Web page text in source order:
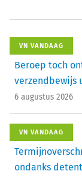
VN VANDAAG
Beroep toch
verzendbewijs
6 augustus 2026
VN VANDAAG
ondanks